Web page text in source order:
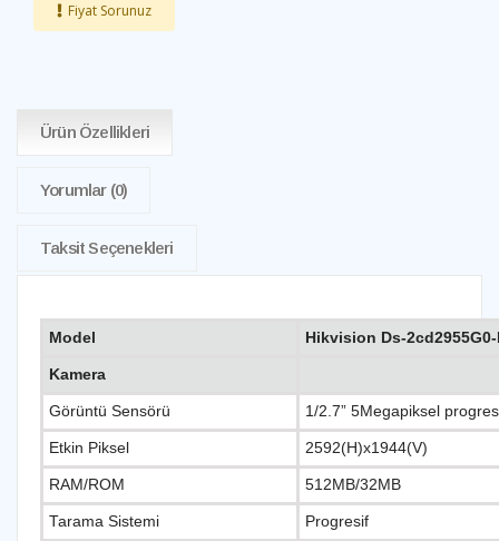
Fiyat Sorunuz
Ürün Özellikleri
Yorumlar (0)
Taksit Seçenekleri
Model Hikvision Ds-
Kamera
Görüntü Sensörü 1/2.7” 5Megapiksel
Etkin Piksel 2592(H)x1944(V)
RAM/ROM 512MB/32MB
Tarama Sistemi Progresif